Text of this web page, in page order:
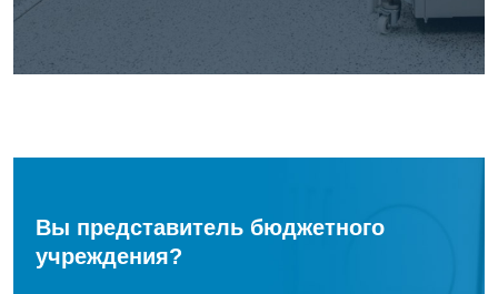
Вы представитель бюджетного
учреждения?